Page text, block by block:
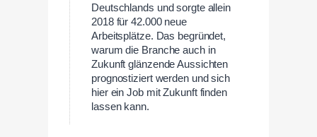
Deutschlands und sorgte allein
2018 für 42.000 neue
Arbeitsplätze. Das begründet,
warum die Branche auch in
Zukunft glänzende Aussichten
prognostiziert werden und sich
hier ein Job mit Zukunft finden
lassen kann.